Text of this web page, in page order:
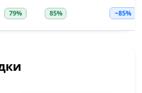
79% 85% ~85%